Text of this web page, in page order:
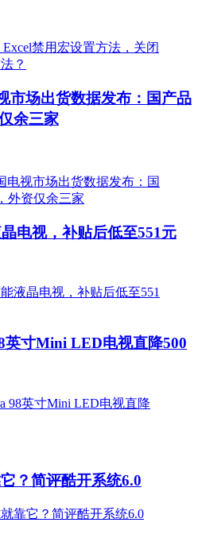
市场出货数据发布：国产品
余三家
电视，补贴后低至551元
寸Mini LED电视直降500
？简评酷开系统6.0